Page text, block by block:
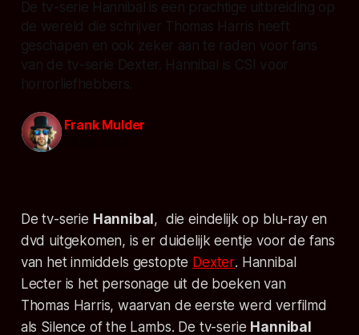
De tv-serie Hannibal is een prachtige uitbreiding op
de wereld die schrijver Thomas Harris heeft
geschapen en ook zeker aan te raden voor fans
van de tv-serie Dexter. Hannibal is CSI voor
horrorliefhebbers.
Frank Mulder
De tv-serie Hannibal, die eindelijk op blu-ray en
dvd uitgekomen, is er duidelijk eentje voor de fans
van het inmiddels gestopte Dexter. Hannibal
Lecter is het personage uit de boeken van
Thomas Harris, waarvan de eerste werd verfilmd
als Silence of the Lambs. De tv-serie Hannibal